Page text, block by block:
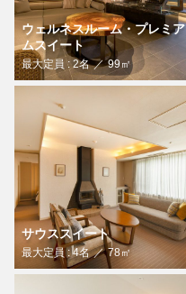
ウェルネスルーム・プレミア
ムスイート
最大定員 : 2名 99㎡
サウススイート
最大定員 : 4名 78㎡